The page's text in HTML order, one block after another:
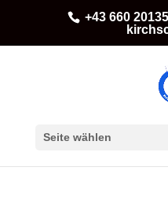
+43 660
Seite wählen